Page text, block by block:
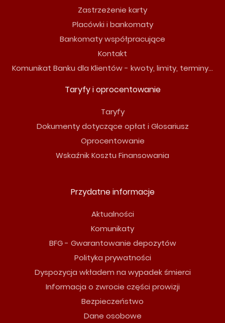
Zastrzeżenie karty
Placówki i bankomaty
Bankomaty współpracujące
Kontakt
Komunikat Banku dla Klientów - kwoty, limity, terminy...
Taryfy i oprocentowanie
Taryfy
Dokumenty dotyczące opłat i Glosariusz
Oprocentowanie
Wskaźnik Kosztu Finansowania
Przydatne informacje
Aktualności
Komunikaty
BFG - Gwarantowanie depozytów
Polityka prywatności
Dyspozycja wkładem na wypadek śmierci
Informacja o zwrocie części prowizji
Bezpieczeństwo
Dane osobowe